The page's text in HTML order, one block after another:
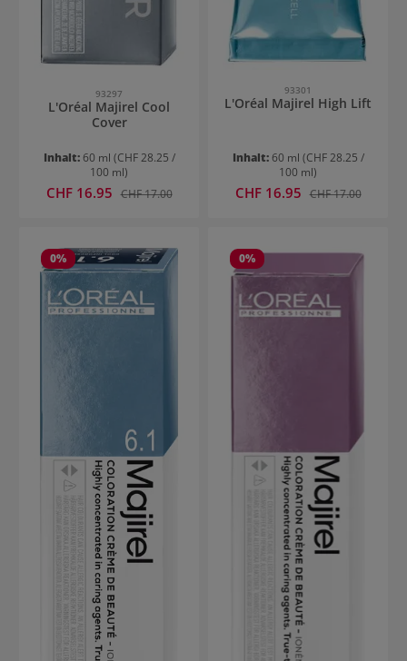
93297
L'Oréal Majirel Cool
Cover
Inhalt: 60 ml (CHF 28.25 /
100 ml)
Verkaufspreis:
CHF 16.95 Regulärer Preis:
CHF 17.00
93301
L'Oréal Majirel High Lift
Inhalt: 60 ml (CHF 28.25 /
100 ml)
Verkaufspreis:
CHF 16.95 Regulärer Preis:
CHF 17.00
0% 0%